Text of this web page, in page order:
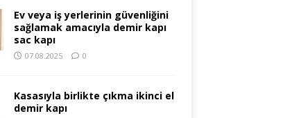
Ev veya iş yerlerinin güvenliğini
sağlamak amacıyla demir kapı
sac kapı
07.08.2025 0
Kasasıyla birlikte çıkma ikinci el
demir kapı